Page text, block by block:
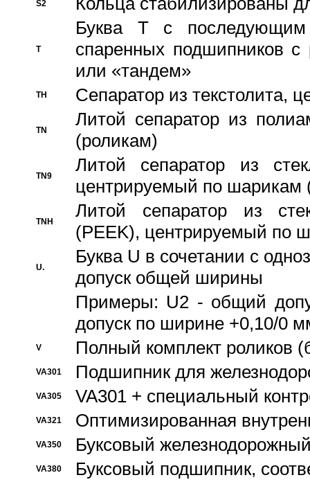
S2
T
Буква T с
спаренных подшипников
или «тандем»
TH Сепаратор из текстолита,
TN
Литой сепаратор из
(роликам)
TN9
Литой сепаратор из
центрируемый по шарикам
TNH
Литой сепаратор из
(PEEK), центрируемый по
U.
Буква U в сочетании с
допуск общей ширины
Примеры: U2 - общий
допуск по ширине +0,10/0
V Полный комплект роликов
VA301 Подшипник для
VA305 VA301 + специальный
VA321 Оптимизированная
VA350 Буксовый
VA380 Буксовый подшипник,